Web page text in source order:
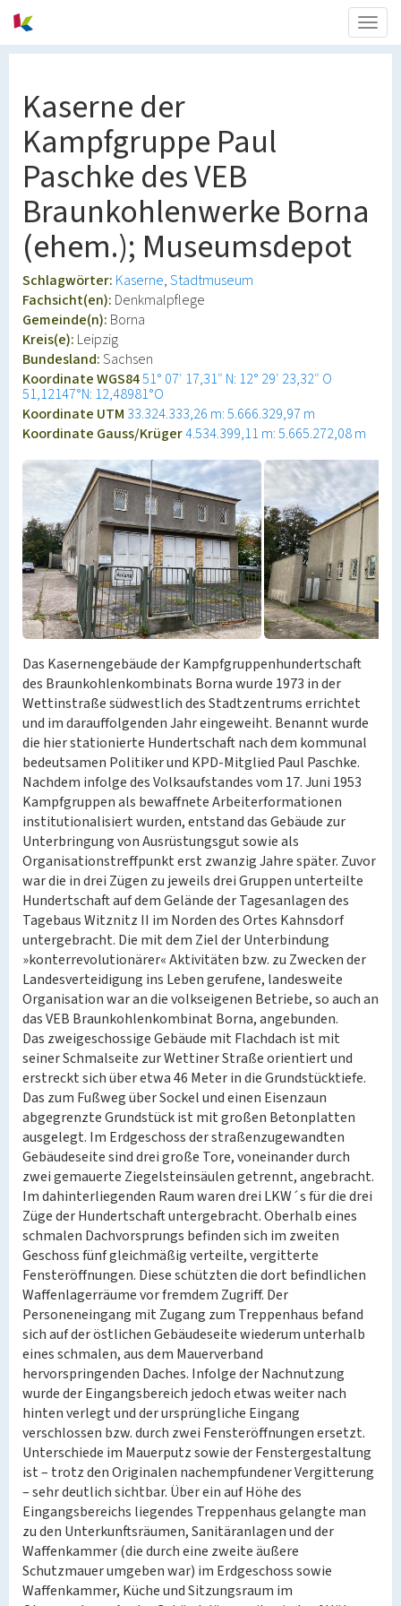
Kaserne der
Kampfgruppe Paul
Paschke des VEB
Braunkohlenwerke Borna
(ehem.); Museumsdepot
Schlagwörter: Kaserne Stadtmuseum
Fachsicht(en): Denkmalpflege
Gemeinde(n): Borna
Kreis(e): Leipzig
Bundesland:Sachsen
Koordinate WGS8451° 07′ 17,31″ N: 12° 29′ 23,32″ O
51,12147°N: 12,48981°O
Koordinate UTM 33.324.333,26 m: 5.666.329,97 m
Koordinate Gauss/Krüger4.534.399,11 m: 5.665.272,08 m
Das Kasernengebäude der Kampfgruppenhundertschaft
des Braunkohlenkombinats Borna wurde 1973 in der
Wettinstraße südwestlich des Stadtzentrums errichtet
und im darauffolgenden Jahr eingeweiht. Benannt wurde
die hier stationierte Hundertschaft nach dem kommunal
bedeutsamen Politiker und KPD-Mitglied Paul Paschke.
Nachdem infolge des Volksaufstandes vom 17. Juni 1953
Kampfgruppen als bewaffnete Arbeiterformationen
institutionalisiert wurden, entstand das Gebäude zur
Unterbringung von Ausrüstungsgut sowie als
Organisationstreffpunkt erst zwanzig Jahre später. Zuvor
war die in drei Zügen zu jeweils drei Gruppen unterteilte
Hundertschaft auf dem Gelände der Tagesanlagen des
Tagebaus Witznitz II im Norden des Ortes Kahnsdorf
untergebracht. Die mit dem Ziel der Unterbindung
»konterrevolutionärer« Aktivitäten bzw. zu Zwecken der
Landesverteidigung ins Leben gerufene, landesweite
Organisation war an die volkseigenen Betriebe, so auch an
das VEB Braunkohlenkombinat Borna, angebunden.
Das zweigeschossige Gebäude mit Flachdach ist mit
seiner Schmalseite zur Wettiner Straße orientiert und
erstreckt sich über etwa 46 Meter in die Grundstücktiefe.
Das zum Fußweg über Sockel und einen Eisenzaun
abgegrenzte Grundstück ist mit großen Betonplatten
ausgelegt. Im Erdgeschoss der straßenzugewandten
Gebäudeseite sind drei große Tore, voneinander durch
zwei gemauerte Ziegelsteinsäulen getrennt, angebracht.
Im dahinterliegenden Raum waren drei LKW´s für die drei
Züge der Hundertschaft untergebracht. Oberhalb eines
schmalen Dachvorsprungs befinden sich im zweiten
Geschoss fünf gleichmäßig verteilte, vergitterte
Fensteröffnungen. Diese schützten die dort befindlichen
Waffenlagerräume vor fremdem Zugriff. Der
Personeneingang mit Zugang zum Treppenhaus befand
sich auf der östlichen Gebäudeseite wiederum unterhalb
eines schmalen, aus dem Mauerverband
hervorspringenden Daches. Infolge der Nachnutzung
wurde der Eingangsbereich jedoch etwas weiter nach
hinten verlegt und der ursprüngliche Eingang
verschlossen bzw. durch zwei Fensteröffnungen ersetzt.
Unterschiede im Mauerputz sowie der Fenstergestaltung
ist – trotz den Originalen nachempfundener Vergitterung
– sehr deutlich sichtbar. Über ein auf Höhe des
Eingangsbereichs liegendes Treppenhaus gelangte man
zu den Unterkunftsräumen, Sanitäranlagen und der
Waffenkammer (die durch eine zweite äußere
Schutzmauer umgeben war) im Erdgeschoss sowie
Waffenkammer, Küche und Sitzungsraum im